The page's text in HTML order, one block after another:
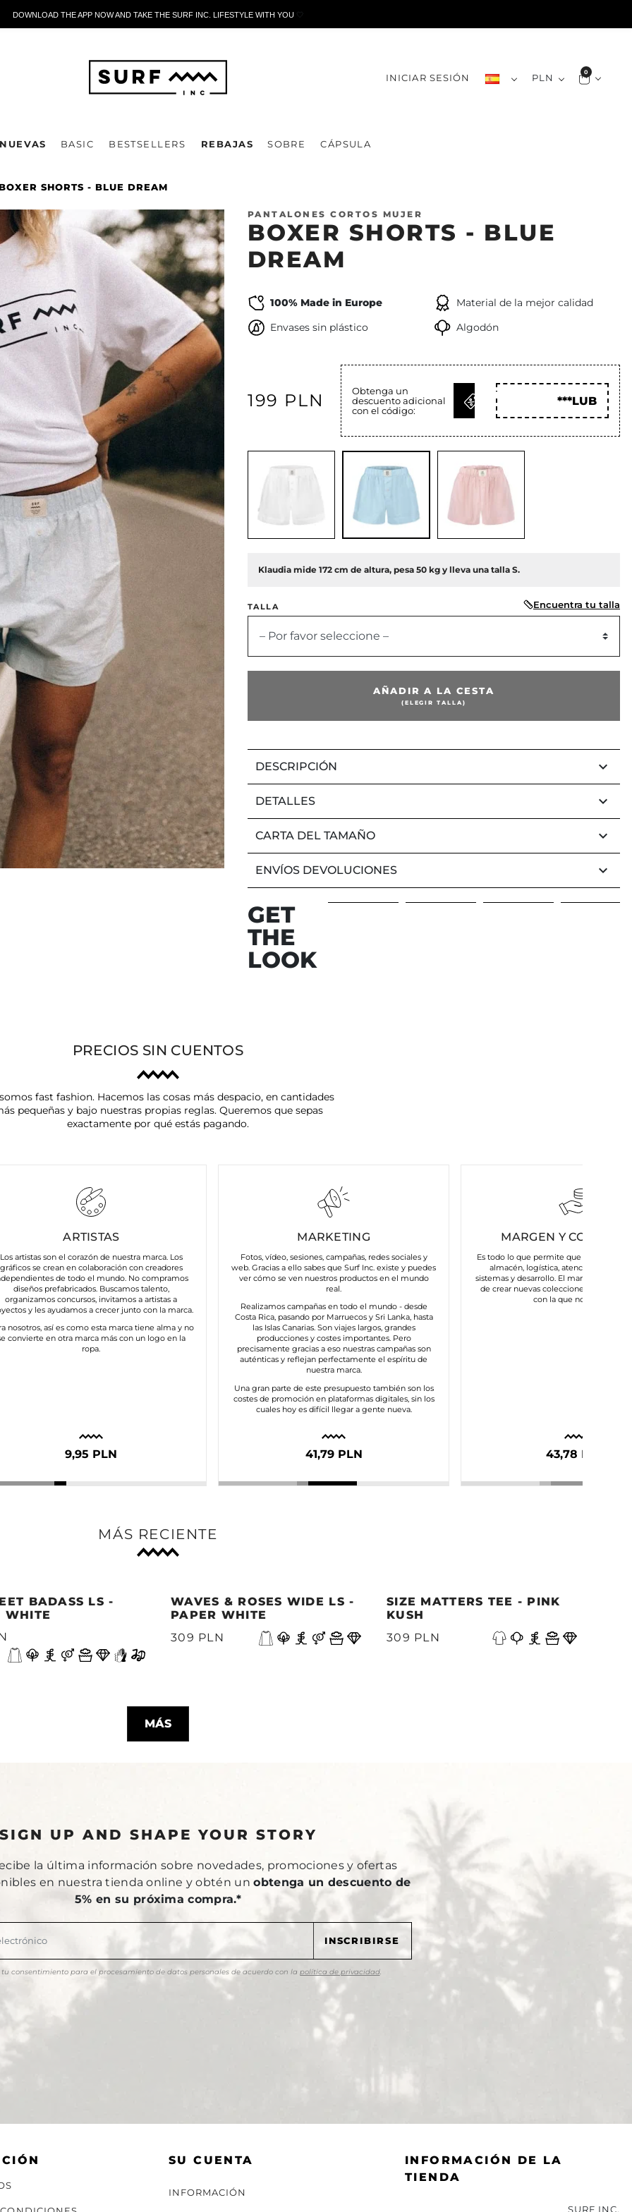
DOWNLOAD THE APP NOW AND TAKE THE SURF INC. LIFESTYLE WITH YOU🤍
INICIAR SESIÓN PLN 0
NUEVAS BASIC BESTSELLERS REBAJAS SOBRE CÁPSULA
SHORTS - BLUE DREAM
PANTALONES CORTOS MUJER
BOXER SHORTS - BLUE
DREAM
100% Made in Europe
Material de la mejor calidad
Envases sin plástico
Algodón
199 PLN
Obtenga un
descuento adicional
con el código:
OBTENER
***LUB
Klaudia mide 172 cm de altura, pesa 50 kg y lleva una talla S.
TALLA Encuentra tu talla
– Por favor seleccione –
AÑADIR A LA CESTA
(ELEGIR TALLA)
DESCRIPCIÓN keyboard_arrow_down
DETALLES keyboard_arrow_down
CARTA DEL TAMAÑO keyboard_arrow_down
ENVÍOS DEVOLUCIONES keyboard_arrow_down
GET
THE
LOOK
PRECIOS SIN CUENTOS
fast fashion. Hacemos las cosas más despacio, en cantidades
pequeñas y bajo nuestras propias reglas. Queremos que sepas
exactamente por qué estás pagando.
ARTISTAS
Los artistas son el corazón de nuestra marca. Los
gráficos se crean en colaboración con creadores
de todo el mundo. No compramos
diseños prefabricados. Buscamos talento,
organizamos concursos, invitamos a artistas a
y les ayudamos a crecer junto con la marca.
nosotros, así es como esta marca tiene alma y no
convierte en otra marca más con un logo en la
ropa.
9,95 PLN
MARKETING
Fotos, vídeo, sesiones, campañas, redes sociales y
web. Gracias a ello sabes que Surf Inc. existe y puedes
ver cómo se ven nuestros productos en el mundo
real.
Realizamos campañas en todo el mundo - desde
Costa Rica, pasando por Marruecos y Sri Lanka, hasta
las Islas Canarias. Son viajes largos, grandes
producciones y costes importantes. Pero
precisamente gracias a eso nuestras campañas son
auténticas y reflejan perfectamente el espíritu de
nuestra marca.
Una gran parte de este presupuesto también son los
costes de promoción en plataformas digitales, sin los
cuales hoy es difícil llegar a gente nueva.
41,79 PLN
MARGEN Y COSTES
Es todo lo que permite que nuestra
almacén, logística, atención al
sistemas y desarrollo. El margen nos da
de crear nuevas colecciones y
con la que nos asocias.
43,78 PLN
MÁS RECIENTE
BADASS LS -
WHITE
WAVES & ROSES WIDE LS -
PAPER WHITE
309 PLN
SIZE MATTERS TEE - PINK
KUSH
309 PLN
MÁS
UP AND SHAPE YOUR STORY
la última información sobre novedades, promociones y ofertas
en nuestra tienda online y obtén unobtenga un descuento de
5% en su próxima compra.*
consentimiento para el procesamiento de datos personales de acuerdo con la política de privacidad.
SU CUENTA
INFORMACIÓN
INFORMACIÓN DE LA
TIENDA
SURF INC.